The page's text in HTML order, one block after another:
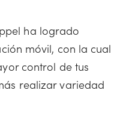
ha logrado
móvil, con la cual
control de tus
realizar variedad